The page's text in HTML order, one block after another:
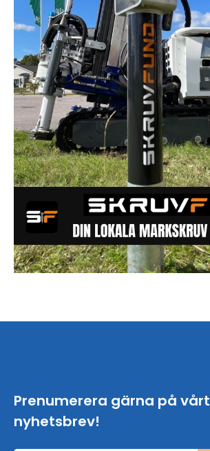
Prenumerera gärna på vårt
nyhetsbrev!